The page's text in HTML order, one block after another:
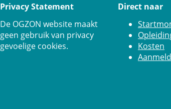
Privacy Statement
De OGZON website maakt
geen gebruik van privacy
gevoelige cookies.
Direct naar
Kosten